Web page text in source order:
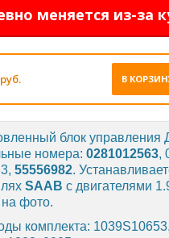
меняется из-за
руб. В
блок управления
номера: 0281012563,
55556982.
SAAB с двигателями
на фото.
комплекта: